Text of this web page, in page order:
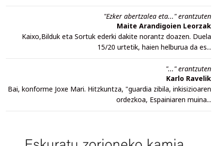
"Ezker abertzalea eta..." erantzuten
Maite Arandigoien Leorzak
Kaixo,Bilduk eta Sortuk ederki dakite norantz doazen. Duela
15/20 urtetik, haien helburua da es...
"..." erantzuten
Karlo Ravelik
Bai, konforme Joxe Mari. Hitzkuntza, "guardia zibila, inkisizioaren
ordezkoa, Espainiaren muina...